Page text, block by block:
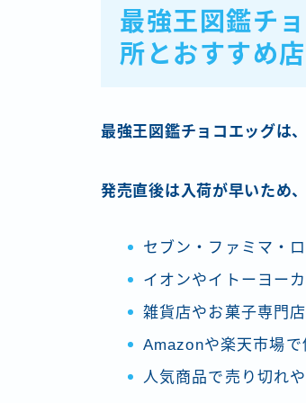
最強王図鑑チ
所とおすすめ
最強王図鑑チョコエッグは
発売直後は入荷が早いため
セブン・ファミマ・
イオンやイトーヨー
雑貨店やお菓子専門
Amazonや楽天市場
人気商品で売り切れ